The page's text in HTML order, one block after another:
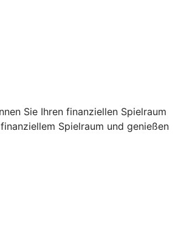
Sie Ihren finanziellen Spielraum
Spielraum und genießen